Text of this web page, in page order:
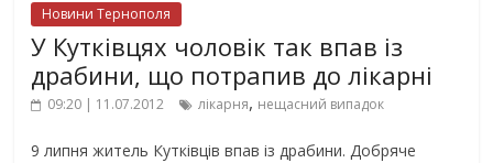
Новини Тернополя
У Кутківцях чоловік так впав із
драбини, що потрапив до лікарні
09:20 | 11.07.2012 лікарня, нещасний випадок
9 липня житель Кутківців впав із драбини. Добряче